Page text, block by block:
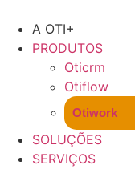
A OTI+
PRODUTOS
Oticrm
Otiflow
Otiwork
SOLUÇÕES
SERVIÇOS